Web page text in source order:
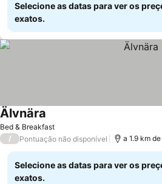
Selecione as datas para ver os
exatos.
Bed & Breakfast
Älvnära
/ Pontuação não disponível a 1.9 km
Selecione as datas para ver os
exatos.